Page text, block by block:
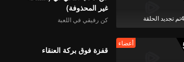
4تم تجديد الحلقة
غير المحذوفة)
كن رفيقي في اللعبة
أعضاء
قفزة فوق بركة العنقاء